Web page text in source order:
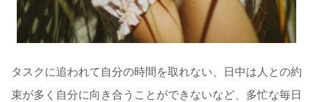
タスクに追われて自分の時間を取れない、日中は人との約
束が多く自分に向き合うことができないなど、多忙な毎日